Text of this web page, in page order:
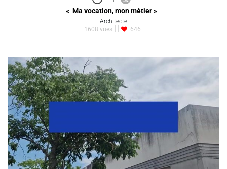
« Ma vocation, mon métier »
Architecte
1608 vues
646